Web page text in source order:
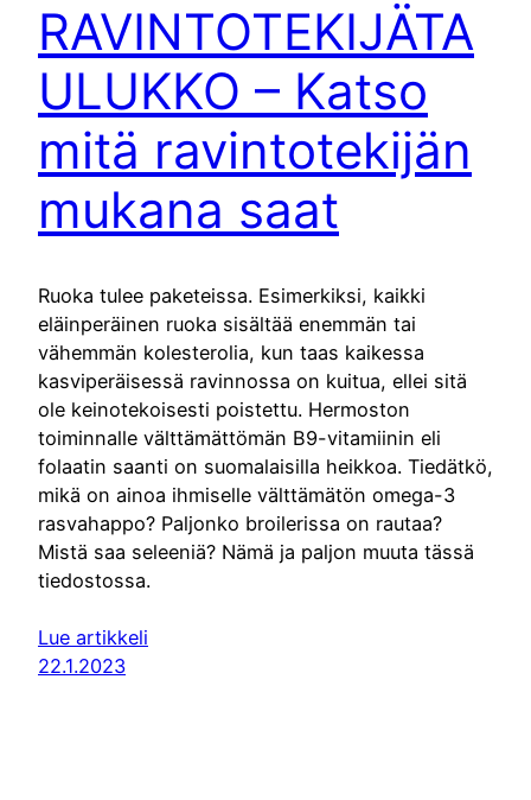
RAVINTOTEKIJÄTA
ULUKKO – Katso
mitä ravintotekijän
mukana saat
Ruoka tulee paketeissa. Esimerkiksi, kaikki
eläinperäinen ruoka sisältää enemmän tai
vähemmän kolesterolia, kun taas kaikessa
kasviperäisessä ravinnossa on kuitua, ellei sitä
ole keinotekoisesti poistettu. Hermoston
toiminnalle välttämättömän B9-vitamiinin eli
folaatin saanti on suomalaisilla heikkoa. Tiedätkö,
mikä on ainoa ihmiselle välttämätön omega-3
rasvahappo? Paljonko broilerissa on rautaa?
Mistä saa seleeniä? Nämä ja paljon muuta tässä
tiedostossa.
Lue artikkeli
22.1.2023